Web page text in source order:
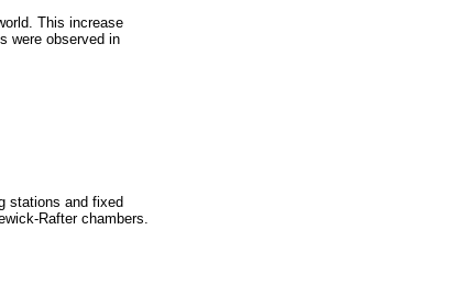
This increase
were observed in
stations and fixed
Rafter chambers.